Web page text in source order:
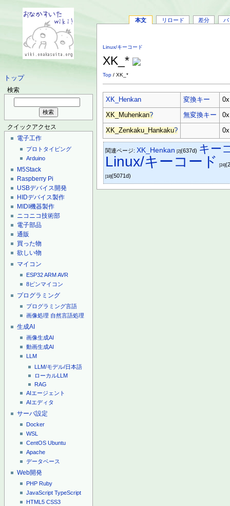
トップ
検索
クイックアクセス
電子工作
プロトタイピング
Arduino
M5Stack
Raspberry Pi
USBデバイス開発
HIDデバイス製作
MIDI機器製作
ニコニコ技術部
電子部品
通販
買った物
欲しい物
マイコン
ESP32ARMAVR
8ピンマイコン
プログラミング
プログラミング言語
画像処理 自然言語処理
生成AI
画像生成AI
動画生成AI
LLM
LLM/モデル/日本語
ローカルLLM
RAG
AIエージェント
AIエディタ
サーバ設定
Docker
WSL
CentOS Ubuntu
Apache
データベース
Web開発
PHP Ruby
JavaScript TypeScript
HTML5 CSS3
本文 リロード 差分 バ
Linux/キーコード
XK_*
Top / XK_*
XK_Henkan 変換キー
XK_Muhenkan? 無変換キー
XK_Zenkaku_Hankaku?
関連ページ: XK_Henkan [2](637d) キー
Linux/キーコード [24]
[18](5071d)